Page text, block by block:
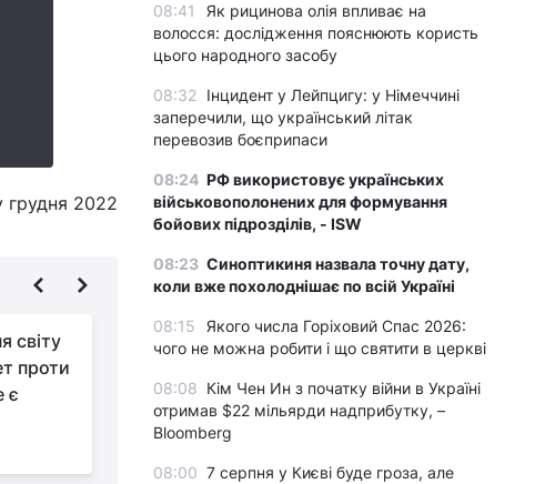
грудня 2022
світу
проти
є
Коронавірус набирає
історичний COVID-
рекорд
08:41
Як рицинова олія впливає на
волосся: дослідження пояснюють користь
цього народного засобу
08:32
Інцидент у Лейпцигу: у Німеччині
заперечили, що український літак
перевозив боєприпаси
08:24 РФ використовує українських
військовополонених для формування
бойових підрозділів, - ISW
08:23 Синоптикиня назвала точну дату,
коли вже похолоднішає по всій Україні
08:15
Якого числа Горіховий Спас 2026:
чого не можна робити і що святити в церкві
08:08 Кім Чен Ин з початку війни в Україні
отримав $22 мільярди надприбутку, –
Bloomberg
08:00 7 серпня у Києві буде гроза, але